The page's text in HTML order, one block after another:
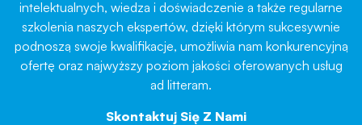
intelektualnych, wiedza i doświadczenie a także regularne
szkolenia naszych ekspertów, dzięki którym sukcesywnie
podnoszą swoje kwalifikacje, umożliwia nam konkurencyjną
ofertę oraz najwyższy poziom jakości oferowanych usług
ad litteram.
Skontaktuj Się Z Nami